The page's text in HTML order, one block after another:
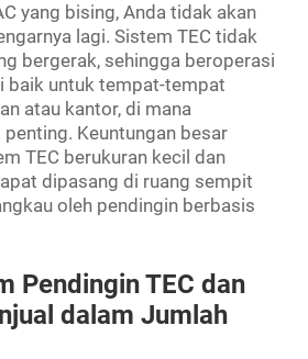
yang bising, Anda tidak akan
lagi. Sistem TEC tidak
bergerak, sehingga beroperasi
baik untuk tempat-tempat
atau kantor, di mana
Keuntungan besar
TEC berukuran kecil dan
dipasang di ruang sempit
oleh pendingin berbasis
Pendingin TEC dan
dalam Jumlah